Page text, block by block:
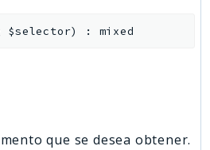
$selector) : mixed
que se desea obtener.